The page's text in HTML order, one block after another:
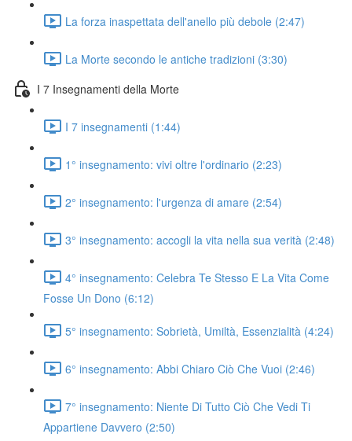
La forza inaspettata dell'anello più debole (2:47)
La Morte secondo le antiche tradizioni (3:30)
I 7 Insegnamenti della Morte
I 7 insegnamenti (1:44)
1° insegnamento: vivi oltre l'ordinario (2:23)
2° insegnamento: l'urgenza di amare (2:54)
3° insegnamento: accogli la vita nella sua verità (2:48)
4° insegnamento: Celebra Te Stesso E La Vita Come
Fosse Un Dono (6:12)
5° insegnamento: Sobrietà, Umiltà, Essenzialità (4:24)
6° insegnamento: Abbi Chiaro Ciò Che Vuoi (2:46)
7° insegnamento: Niente Di Tutto Ciò Che Vedi Ti
Appartiene Davvero (2:50)